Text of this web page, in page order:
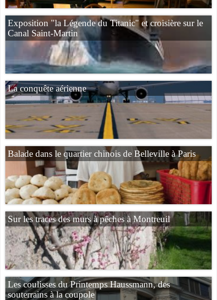
Exposition "la Légende du Titanic" et croisière sur le
Canal Saint-Martin
La conquête aérienne
Balade dans le quartier chinois de Belleville à Paris
Sur les traces des murs à pêches à Montreuil
Les coulisses du Printemps Haussmann, des
souterrains à la coupole